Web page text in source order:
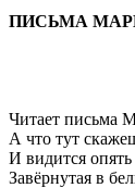
ПИСЬМА
Не сплю
Из
Читает письма
А что тут
И видится
Завёрнутая в